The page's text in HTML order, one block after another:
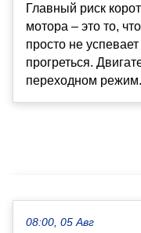
Главный риск
мотора – это то,
просто не
прогреться.
переходном
08:00, 05 Авг